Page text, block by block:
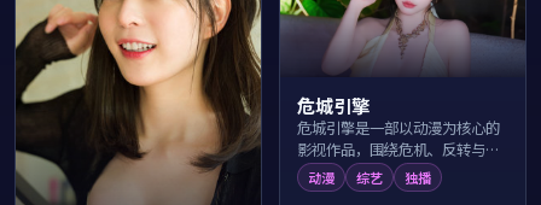
危城引擎
危城引擎是一部以动漫为核心的
影视作品，围绕危机、反转与人
物成长展开，整体节奏紧凑，值
得推荐观看。
动漫 综艺 独播